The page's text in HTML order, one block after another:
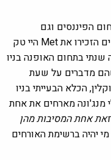
הפיננסים וגם
במוזיקת ​​הראפ. לפני שנה בלבד כשאנשים הזכירו את Met היי טק
בתחום האופנה בניו
מדברים על שעת
הכלא הבעייתי בניו
מנג'ונה מארחים את אחת
אחת המסיבות מהן
יהיה ברשימת האורחים